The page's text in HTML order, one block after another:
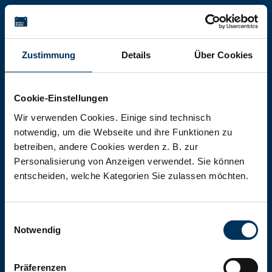
Zustimmung Details Über Cookies
Cookie-Einstellungen
Wir verwenden Cookies. Einige sind technisch
notwendig, um die Webseite und ihre Funktionen zu
betreiben, andere Cookies werden z. B. zur
Personalisierung von Anzeigen verwendet. Sie können
entscheiden, welche Kategorien Sie zulassen möchten.
Notwendig
Präferenzen
Battery-Kutter Shop
In unserem Shop finden Sie Batterien,
jeglicher Art, Größe und Leistung.
Zum Shop